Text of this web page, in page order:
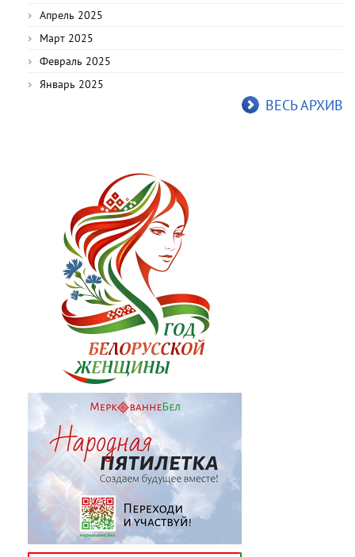
Апрель 2025
Март 2025
Февраль 2025
Январь 2025
ВЕСЬ АРХИВ